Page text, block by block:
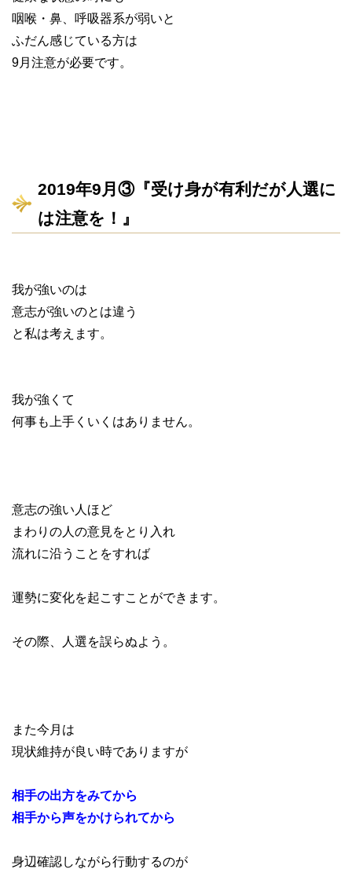
咽喉・鼻、呼吸器系が弱いと
ふだん感じている方は
9月注意が必要です。
2019年9月③『受け身が有利だが人選に
は注意を！』
我が強いのは
意志が強いのとは違う
と私は考えます。
我が強くて
何事も上手くいくはありません。
意志の強い人ほど
まわりの人の意見をとり入れ
流れに沿うことをすれば
運勢に変化を起こすことができます。
その際、人選を誤らぬよう。
また今月は
現状維持が良い時でありますが
相手の出方をみてから
相手から声をかけられてから
身辺確認しながら行動するのが